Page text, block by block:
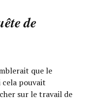
de
que le
cela pouvait
sur le travail de